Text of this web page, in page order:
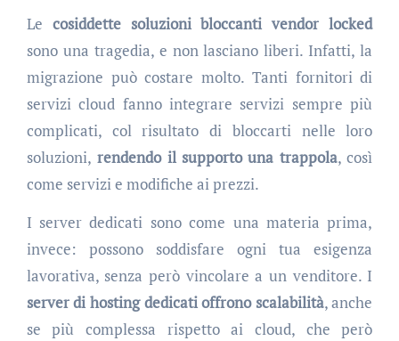
Le cosiddette soluzioni bloccanti vendor locked
sono una tragedia, e non lasciano liberi. Infatti, la
migrazione può costare molto. Tanti fornitori di
servizi cloud fanno integrare servizi sempre più
complicati, col risultato di bloccarti nelle loro
soluzioni, rendendo il supporto una trappola, così
come servizi e modifiche ai prezzi.
I server dedicati sono come una materia prima,
invece: possono soddisfare ogni tua esigenza
lavorativa, senza però vincolare a un venditore. I
server di hosting dedicati offrono scalabilità, anche
se più complessa rispetto ai cloud, che però